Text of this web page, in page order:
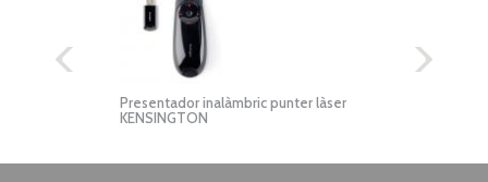
Presentador inalàmbric punter làser
KENSINGTON